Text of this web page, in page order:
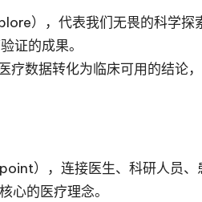
），代表我们无畏的科学探
证的成果。
数据转化为临床可用的结论
），连接医生、科研人员、
心的医疗理念。